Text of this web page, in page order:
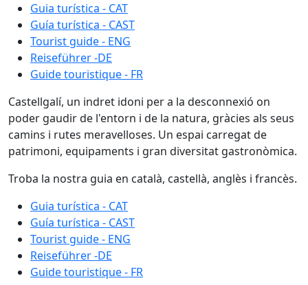
Guia turística - CAT
Guía turística - CAST
Tourist guide - ENG
Reiseführer -DE
Guide touristique - FR
Castellgalí, un indret idoni per a la desconnexió on
poder gaudir de l'entorn i de la natura, gràcies als seus
camins i rutes meravelloses. Un espai carregat de
patrimoni, equipaments i gran diversitat gastronòmica.
Troba la nostra guia en català, castellà, anglès i francès.
Guia turística - CAT
Guía turística - CAST
Tourist guide - ENG
Reiseführer -DE
Guide touristique - FR